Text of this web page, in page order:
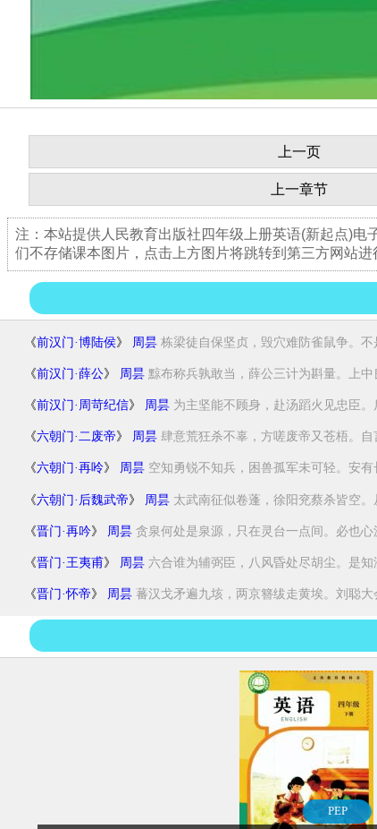
上一页
上一章节
注：本站提供人民教育出版社四年级上册英语(新起点)
们不存储课本图片，点击上方图片将跳转到第三方网站
《前汉门·博陆侯》 周昙 栋梁徒自保坚贞，毁穴难防雀鼠争。不
《前汉门·薛公》 周昙 黥布称兵孰敢当，薛公三计为斟量。上中
《前汉门·周苛纪信》 周昙 为主坚能不顾身，赴汤蹈火见忠臣。
《六朝门·二废帝》 周昙 肆意荒狂杀不辜，方嗟废帝又苍梧。自
《六朝门·再呤》 周昙 空知勇锐不知兵，困兽孤军未可轻。安有
《六朝门·后魏武帝》 周昙 太武南征似卷蓬，徐阳兖蔡杀皆空。
《晋门·再吟》 周昙 贪泉何处是泉源，只在灵台一点间。必也心
《晋门·王夷甫》 周昙 六合谁为辅弼臣，八风昏处尽胡尘。是知
《晋门·怀帝》 周昙 蕃汉戈矛遍九垓，两京簪绂走黄埃。刘聪大
PEP